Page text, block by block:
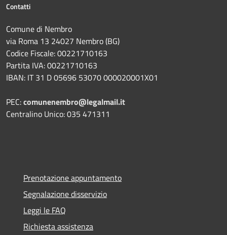
Contatti
Comune di Nembro
via Roma 13 24027 Nembro (BG)
Codice Fiscale: 00221710163
Partita IVA: 00221710163
IBAN: IT 31 D 05696 53070 000020001X01
PEC:comunenembro@legalmail.it
Centralino Unico: 035 471311
Prenotazione appuntamento
Segnalazione disservizio
Leggi le FAQ
Richiesta assistenza